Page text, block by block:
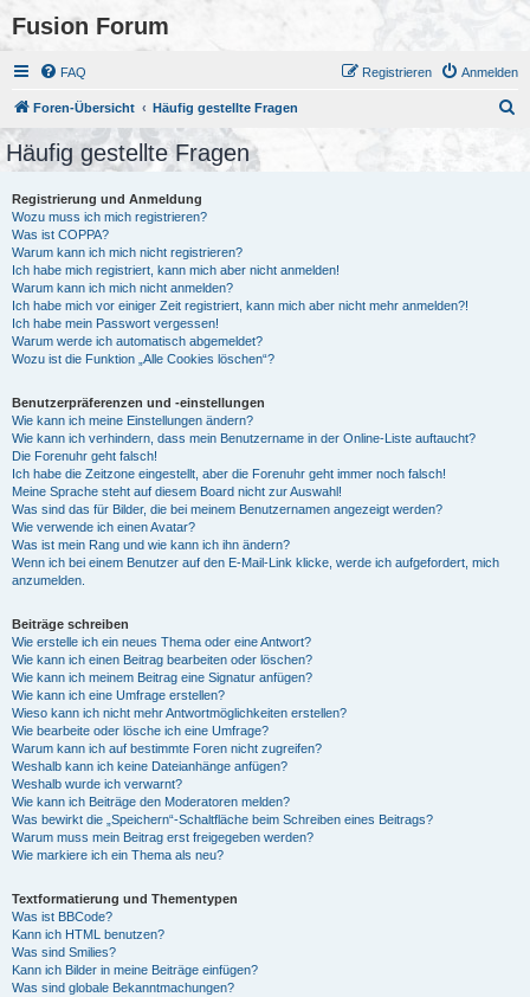
Fusion Forum
FAQ Anmelden
Registrieren
Foren-Übersicht Häufig gestellte Fragen
Häufig gestellte Fragen
Registrierung und Anmeldung
Wozu muss ich mich registrieren?
Was ist COPPA?
Warum kann ich mich nicht registrieren?
Ich habe mich registriert, kann mich aber nicht anmelden!
Warum kann ich mich nicht anmelden?
Ich habe mich vor einiger Zeit registriert, kann mich aber nicht mehr anmelden?!
Ich habe mein Passwort vergessen!
Warum werde ich automatisch abgemeldet?
Wozu ist die Funktion „Alle Cookies löschen“?
Benutzerpräferenzen und -einstellungen
Wie kann ich meine Einstellungen ändern?
Wie kann ich verhindern, dass mein Benutzername in der Online-Liste auftaucht?
Die Forenuhr geht falsch!
Ich habe die Zeitzone eingestellt, aber die Forenuhr geht immer noch falsch!
Meine Sprache steht auf diesem Board nicht zur Auswahl!
Was sind das für Bilder, die bei meinem Benutzernamen angezeigt werden?
Wie verwende ich einen Avatar?
Was ist mein Rang und wie kann ich ihn ändern?
Wenn ich bei einem Benutzer auf den E-Mail-Link klicke, werde ich aufgefordert, mich
anzumelden.
Beiträge schreiben
Wie erstelle ich ein neues Thema oder eine Antwort?
Wie kann ich einen Beitrag bearbeiten oder löschen?
Wie kann ich meinem Beitrag eine Signatur anfügen?
Wie kann ich eine Umfrage erstellen?
Wieso kann ich nicht mehr Antwortmöglichkeiten erstellen?
Wie bearbeite oder lösche ich eine Umfrage?
Warum kann ich auf bestimmte Foren nicht zugreifen?
Weshalb kann ich keine Dateianhänge anfügen?
Weshalb wurde ich verwarnt?
Wie kann ich Beiträge den Moderatoren melden?
Was bewirkt die „Speichern“-Schaltfläche beim Schreiben eines Beitrags?
Warum muss mein Beitrag erst freigegeben werden?
Wie markiere ich ein Thema als neu?
Textformatierung und Thementypen
Was ist BBCode?
Kann ich HTML benutzen?
Was sind Smilies?
Kann ich Bilder in meine Beiträge einfügen?
Was sind globale Bekanntmachungen?